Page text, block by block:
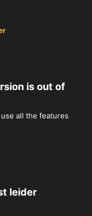
is out of
all the features
leider